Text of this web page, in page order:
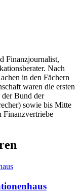
Finanzjournalist,
Nach
in den Fächern
waren die ersten
der Bund der
sowie bis Mitte
Finanzvertriebe